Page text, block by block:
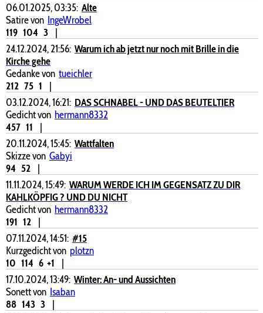
06.01.2025, 03:35: Alte
Satire von IngeWrobel
119 104 3
|
24.12.2024, 21:56: Warum ich ab jetzt nur noch mit Brille in die
Kirche gehe
Gedanke von tueichler
212 75 1
|
03.12.2024, 16:21: DAS SCHNABEL - UND DAS BEUTELTIER
Gedicht von hermann8332
457 11
|
20.11.2024, 15:45: Wattfalten
Skizze von Gabyi
94 52
|
11.11.2024, 15:49: WARUM WERDE ICH IM GEGENSATZ ZU DIR
KAHLKÖPFIG ? UND DU NICHT
Gedicht von hermann8332
191 12
|
07.11.2024, 14:51: #15
Kurzgedicht von plotzn
10 114 6 +1
|
17.10.2024, 13:49: Winter: An- und Aussichten
Sonett von Isaban
88 143 3
|